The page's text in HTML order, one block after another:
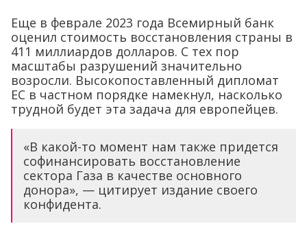
Еще в феврале 2023 года Всемирный банк
оценил стоимость восстановления страны в
411 миллиардов долларов. С тех пор
масштабы разрушений значительно
возросли. Высокопоставленный дипломат
ЕС в частном порядке намекнул, насколько
трудной будет эта задача для европейцев.
«В какой-то момент нам также придется
софинансировать восстановление
сектора Газа в качестве основного
донора», — цитирует издание своего
конфидента.